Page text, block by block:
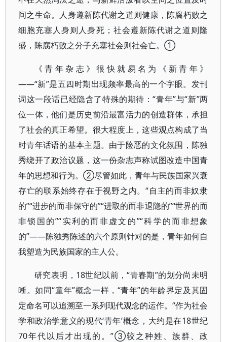
间之生命。人身遵新陈代谢之道则健康，陈腐朽败之
细胞充塞人身则人身死；社会遵新陈代谢之道则隆
盛，陈腐朽败之分子充塞社会则社会亡。①
《青年杂志》很快就易名为《新青年》
——“新”是五四时期出现频率最高的一个字眼。发刊
词这一段话已经隐含了特殊的期待：“青年”与“新”两
位一体，他们是历史前沿最富活力的创造群体，承担
了社会的真正希望。很大程度上，这些观点构成了当
时青年话语的基本主题。由于险恶的文化氛围，陈独
秀绕开了政治议题，这一份杂志声称试图改造中国青
年的思想和行为。②尽管如此，青年与民族国家兴衰
存亡的联系始终存在于视野之内。“自主的而非奴隶
的”“进步的而非保守的”“进取的而非退隐的”“世界的而
非锁国的”“实利的而非虚文的”“科学的而非想象
的”——陈独秀陈述的六个原则针对的是，青年如何自
我塑造为民族国家的主人公。
研究表明，18世纪以前，“青春期”的划分尚未明
晰。如同“童年”概念一样，“青年”的年龄界定及其固
定命名可以追溯至一系列现代观念的运作。“作为社会
学和政治学意义的现代‘青年’概念，大约是在18世纪
70年代以后才出现的。”③较之种姓、族群、政